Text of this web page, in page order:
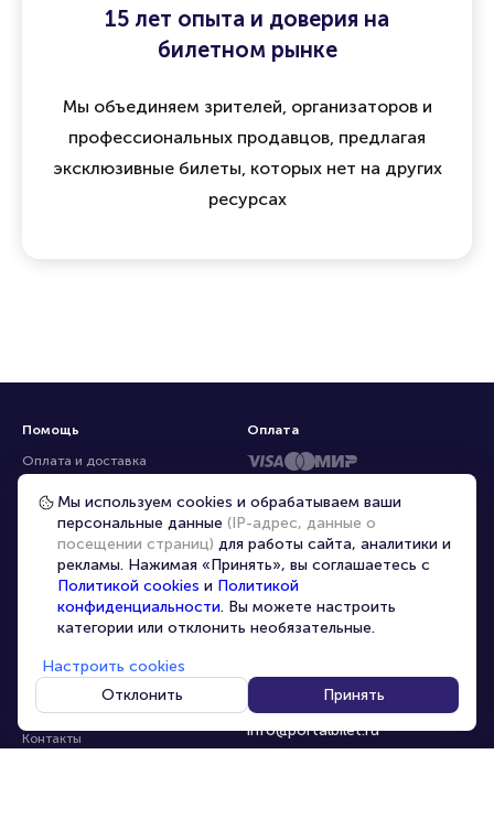
15 лет опыта и доверия на
билетном рынке
Мы объединяем зрителей, организаторов и
профессиональных продавцов, предлагая
эксклюзивные билеты, которых нет на других
ресурсах
Помощь
Оплата и доставка
Частые вопросы
Перепродажа билетов
Организаторам
Корпоративным клиентам
VIP-билеты
Персональные данные
О компании
Контакты
8-800-500-42-62
8-499-226-15-14
info@portalbilet.ru
С 10:00 до 21:00,
Оплата
Мы используем cookies и обрабатываем ваши
персональные данные (IP-адрес, данные о
посещении страниц) для работы сайта, аналитики и
рекламы. Нажимая «Принять», вы соглашаетесь с
Политикой cookies и Политикой
конфиденциальности. Вы можете настроить
категории или отклонить необязательные.
Настроить cookies
Отклонить
Принять